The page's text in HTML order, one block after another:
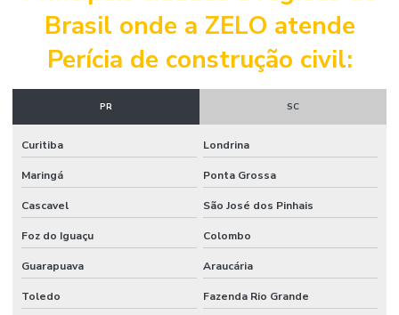
Laudo técnico engenharia civil
Laudo técnico engenharia civil preço
Laudo técnico de estrutura de concreto
Laudo técnico de inspeção predial
Laudo técnico de vistoria
Laudo técnico de vistoria engenharia civil
Brasil onde a ZELO atende
Perícia de construção civil:
PR SC
Curitiba Londrina
Maringá Ponta Grossa
Cascavel São José dos Pinhais
Foz do Iguaçu Colombo
Guarapuava Araucária
Toledo Fazenda Rio Grande